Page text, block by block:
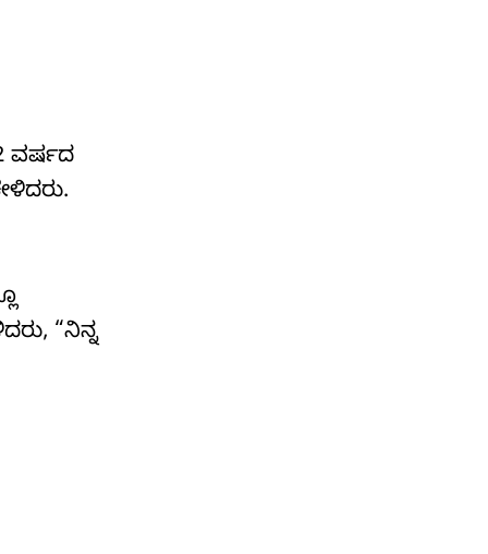
ವರ್ಷದ
“ನಿನ್ನ